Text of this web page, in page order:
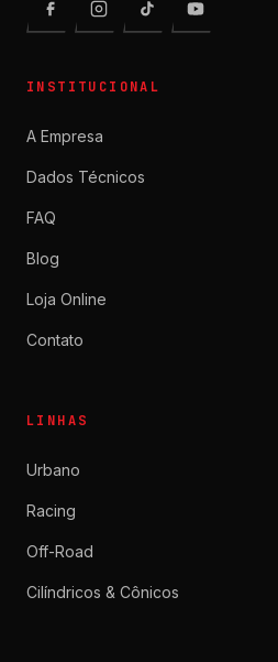
INSTITUCIONAL
A Empresa
Dados Técnicos
FAQ
Blog
Loja Online
Contato
LINHAS
Urbano
Racing
Off-Road
Cilíndricos & Cônicos